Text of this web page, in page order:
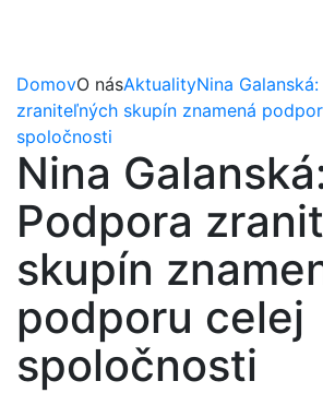
DomovO násAktualityNina
zraniteľných skupín znamená
spoločnosti
Nina
Podpora
skupín
podporu celej
spoločnosti